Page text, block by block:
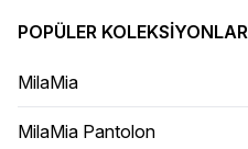
POPÜLER KOLEKSIYONLAR
MilaMia
MilaMia Pantolon